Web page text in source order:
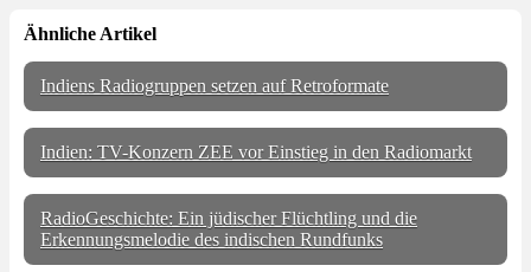
Ähnliche Artikel
Indiens Radiogruppen setzen auf Retroformate
Indien: TV-Konzern ZEE vor Einstieg in den Radiomarkt
RadioGeschichte: Ein jüdischer Flüchtling und die
Erkennungsmelodie des indischen Rundfunks